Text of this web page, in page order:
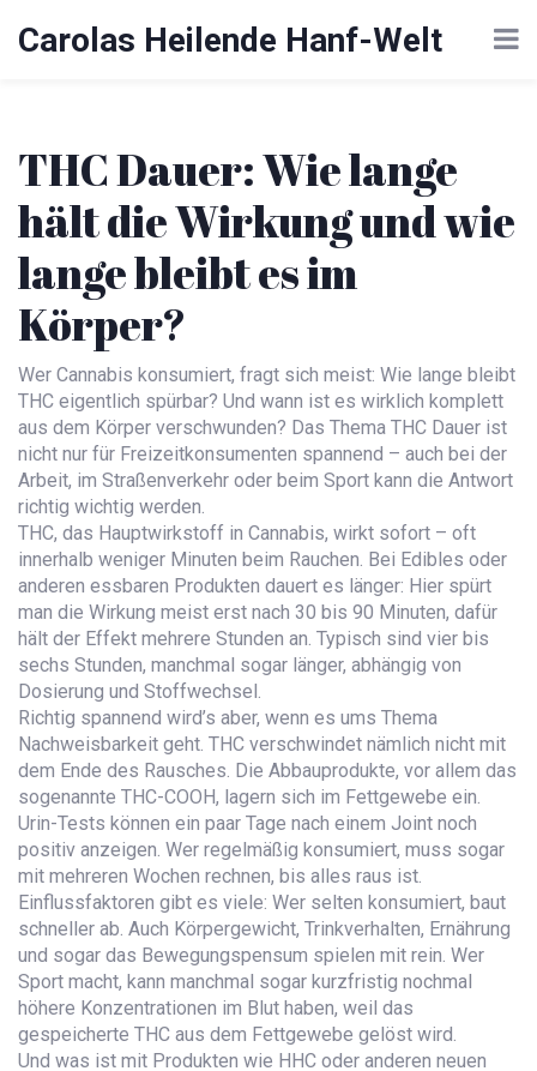
Carolas Heilende Hanf-Welt
THC Dauer: Wie lange
hält die Wirkung und wie
lange bleibt es im
Körper?
Wer Cannabis konsumiert, fragt sich meist: Wie lange bleibt
THC eigentlich spürbar? Und wann ist es wirklich komplett
aus dem Körper verschwunden? Das Thema THC Dauer ist
nicht nur für Freizeitkonsumenten spannend – auch bei der
Arbeit, im Straßenverkehr oder beim Sport kann die Antwort
richtig wichtig werden.
THC, das Hauptwirkstoff in Cannabis, wirkt sofort – oft
innerhalb weniger Minuten beim Rauchen. Bei Edibles oder
anderen essbaren Produkten dauert es länger: Hier spürt
man die Wirkung meist erst nach 30 bis 90 Minuten, dafür
hält der Effekt mehrere Stunden an. Typisch sind vier bis
sechs Stunden, manchmal sogar länger, abhängig von
Dosierung und Stoffwechsel.
Richtig spannend wird’s aber, wenn es ums Thema
Nachweisbarkeit geht. THC verschwindet nämlich nicht mit
dem Ende des Rausches. Die Abbauprodukte, vor allem das
sogenannte THC-COOH, lagern sich im Fettgewebe ein.
Urin-Tests können ein paar Tage nach einem Joint noch
positiv anzeigen. Wer regelmäßig konsumiert, muss sogar
mit mehreren Wochen rechnen, bis alles raus ist.
Einflussfaktoren gibt es viele: Wer selten konsumiert, baut
schneller ab. Auch Körpergewicht, Trinkverhalten, Ernährung
und sogar das Bewegungspensum spielen mit rein. Wer
Sport macht, kann manchmal sogar kurzfristig nochmal
höhere Konzentrationen im Blut haben, weil das
gespeicherte THC aus dem Fettgewebe gelöst wird.
Und was ist mit Produkten wie HHC oder anderen neuen